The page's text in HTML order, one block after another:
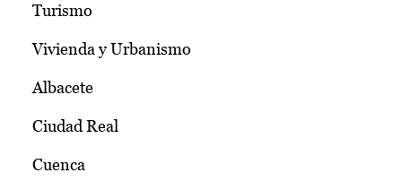
Turismo
Vivienda y Urbanismo
Albacete
Ciudad Real
Cuenca